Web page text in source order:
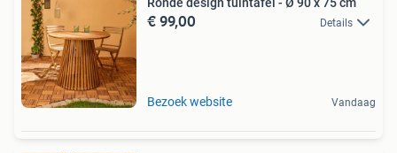
€ 99,00 Details
Bezoek website Vandaag